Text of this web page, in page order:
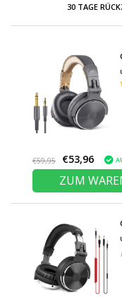
NIEDRIGE
€59,95 €53,96
ZUM